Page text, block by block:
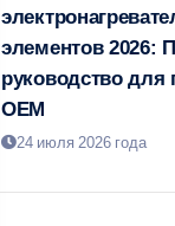
элементов 2026:
руководство для
OEM
24 июля 2026 года